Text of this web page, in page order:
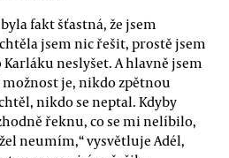
fakt šťastná, že jsem
jsem nic řešit, prostě jsem
neslyšet. A hlavně jsem
možnost je, nikdo zpětnou
nikdo se neptal. Kdyby
řeknu, co se mi nelíbilo,
neumím,“ vysvětluje Adél,